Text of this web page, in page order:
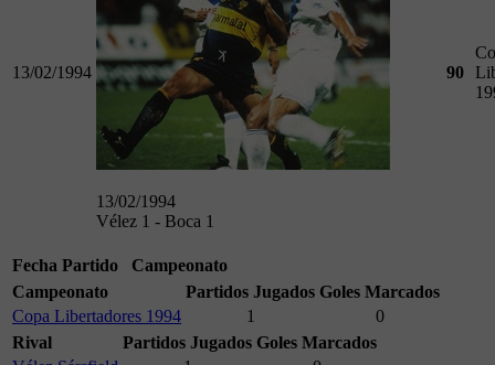
13/02/1994
13/02/1994
Vélez 1 - Boca 1
90
Fecha Partido
Campeonato
Campeonato
Partidos Jugados Goles Marcados
Copa Libertadores 1994
1
0
Rival
Partidos Jugados Goles Marcados